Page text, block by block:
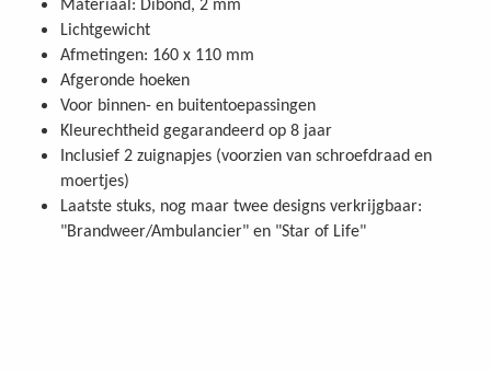
Materiaal: Dibond, 2 mm
Lichtgewicht
Afmetingen: 160 x 110 mm
Afgeronde hoeken
Voor binnen- en buitentoepassingen
Kleurechtheid gegarandeerd op 8 jaar
Inclusief 2 zuignapjes (voorzien van schroefdraad en
moertjes)
Laatste stuks, nog maar twee designs verkrijgbaar:
"Brandweer/Ambulancier" en "Star of Life"